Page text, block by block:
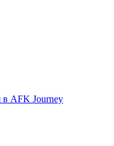
в AFK Journey